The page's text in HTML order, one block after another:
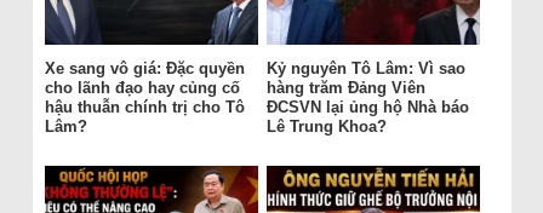
Xe sang vô giá: Đặc quyền
cho lãnh đạo hay củng cố
hậu thuẫn chính trị cho Tô
Lâm?
Kỷ nguyên Tô Lâm: Vì sao
hàng trăm Đảng Viên
ĐCSVN lại ủng hộ Nhà báo
Lê Trung Khoa?